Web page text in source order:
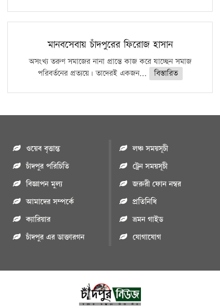
মানবসেবায় চাঁদপুরের ফিরোজ হাসান
অসংখ্য তরুণ সমাজের নানা প্রান্তে কাজ করে যাচ্ছেন সমাজ
পরিবর্তনের প্রত্যয়ে। তাদেরই একজন...
বিস্তারিত
ওয়েব বৃত্তান্ত
চাঁদপুর পরিচিতি
বিজ্ঞাপন মুল্য
আমাদের সম্পর্কে
ক্যারিয়ার
চাঁদপুর এর ডাক্তারগন
লঞ্চ সময়সূচী
ট্রেন সময়সূচী
জরুরী ফোন নম্বর
প্রতিনিধি
ভ্রমন গাইড
যোগাযোগ